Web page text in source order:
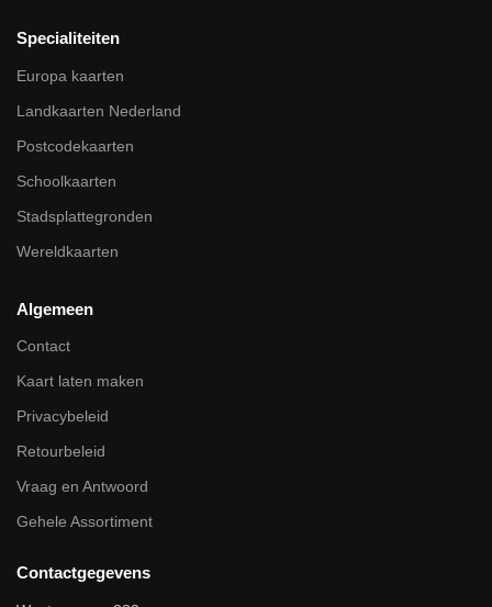
Specialiteiten
Europa kaarten
Landkaarten Nederland
Postcodekaarten
Schoolkaarten
Stadsplattegronden
Wereldkaarten
Algemeen
Contact
Kaart laten maken
Privacybeleid
Retourbeleid
Vraag en Antwoord
Gehele Assortiment
Contactgegevens